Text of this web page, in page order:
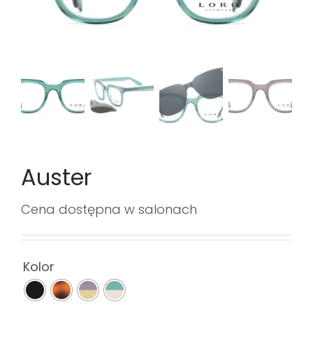
Auster
Cena dostępna w salonach
Kolor